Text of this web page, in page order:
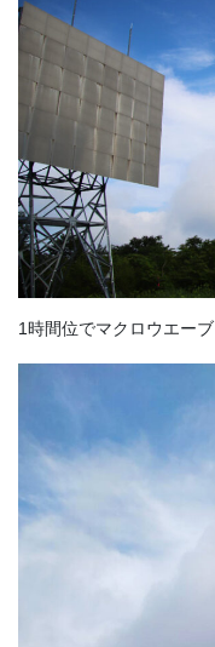
1時間位でマクロウエーブ